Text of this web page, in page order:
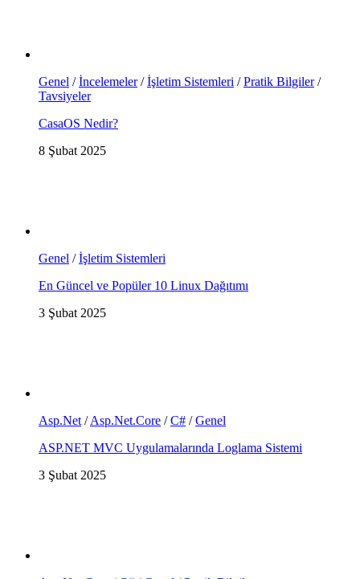
Genel /İncelemeler/İşletim Sistemleri /Pratik Bilgiler/
Tavsiyeler
CasaOS Nedir?
8 Şubat 2025
Genel /İşletim Sistemleri
En Güncel ve Popüler 10 Linux Dağıtımı
3 Şubat 2025
Asp.Net /Asp.Net.Core /C# /Genel
ASP.NET MVC Uygulamalarında Loglama Sistemi
3 Şubat 2025